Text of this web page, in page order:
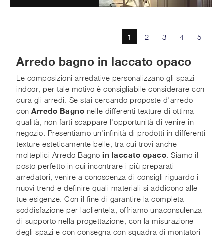
1 2 3 4 5
Arredo bagno in laccato opaco
Le composizioni arredative personalizzano gli spazi
indoor, per tale motivo è consigliabile considerare con
cura gli arredi. Se stai cercando proposte d'arredo
conArredo Bagno nelle differenti texture di ottima
qualità, non farti scappare l'opportunità di venire in
negozio. Presentiamo un'infinità di prodotti in differenti
texture esteticamente belle, tra cui trovi anche
molteplici Arredo Bagnoin laccato opaco. Siamo il
posto perfetto in cui incontrare i più preparati
arredatori, venire a conoscenza di consigli riguardo i
nuovi trend e definire quali materiali si addicono alle
tue esigenze. Con il fine di garantire la completa
soddisfazione per laclientela, offriamo unaconsulenza
di supporto nella progettazione, con la misurazione
degli spazi e con consegna con squadra di montatori